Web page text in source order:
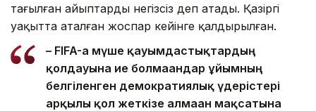
тағылған айыптарды негізсіз деп атады. Қазіргі
уақытта аталған жоспар кейінге қалдырылған.
– FIFA-ға мүше қауымдастықтардың
қолдауына ие болмағандар ұйымның
белгіленген демократиялық үдерістері
арқылы қол жеткізе алмаған мақсатына